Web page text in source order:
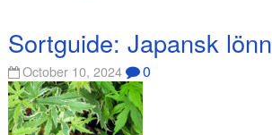
Sortguide: Japansk lönn
October 10, 2024 0